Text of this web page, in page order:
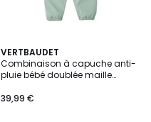
VERTBAUDET
Combinaison à capuche anti-
pluie bébé doublée maille
39,99 €
5
/
5
2
Couleurs